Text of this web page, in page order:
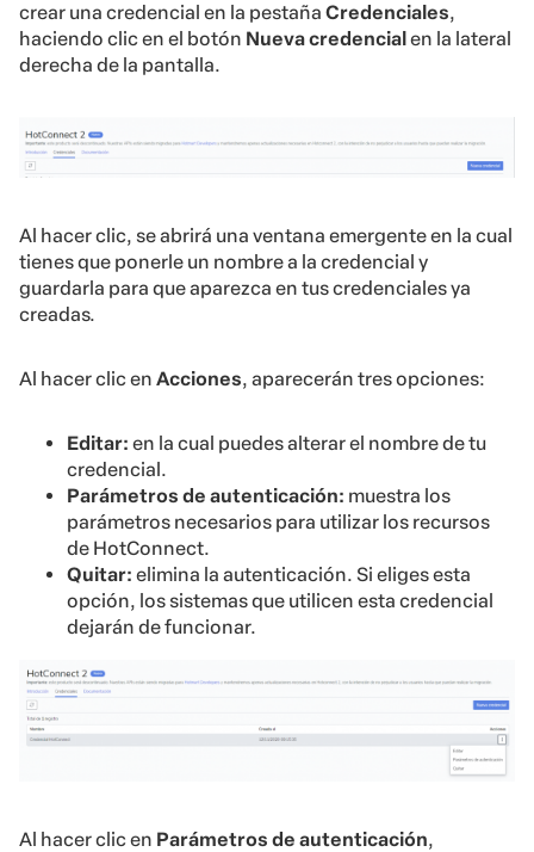
crear una credencial en la pestaña Credenciales,
haciendo clic en el botón Nueva credencial en la lateral
derecha de la pantalla.
Al hacer clic, se abrirá una ventana emergente en la cual
tienes que ponerle un nombre a la credencial y
guardarla para que aparezca en tus credenciales ya
creadas.
Al hacer clic en Acciones, aparecerán tres opciones:
Editar: en la cual puedes alterar el nombre de tu
credencial.
Parámetros de autenticación: muestra los
parámetros necesarios para utilizar los recursos
de HotConnect.
Quitar: elimina la autenticación. Si eliges esta
opción, los sistemas que utilicen esta credencial
dejarán de funcionar.
Al hacer clic en Parámetros de autenticación,